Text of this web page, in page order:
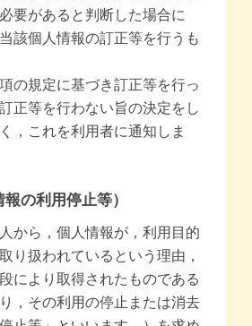
要があると判断した場合に
該個人情報の訂正等を行うも
の規定に基づき訂正等を行っ
正等を行わない旨の決定をし
，これを利用者に通知しま
の利用停止等）
から，個人情報が，利用目的
り扱われているという理由，
により取得されたものである
，その利用の停止または消去